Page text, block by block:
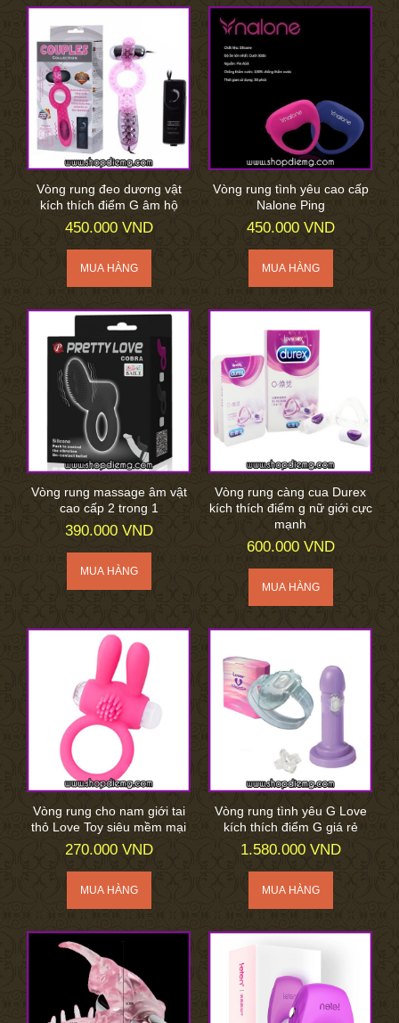
Vòng rung đeo dương vật
kích thích điểm G âm hộ
450.000 VND
Vòng rung tình yêu cao cấp
Nalone Ping
450.000 VND
Vòng rung massage âm vật
cao cấp 2 trong 1
390.000 VND
Vòng rung càng cua Durex
kích thích điểm g nữ giới cực
mạnh
600.000 VND
Vòng rung cho nam giới tai
thỏ Love Toy siêu mềm mại
270.000 VND
Vòng rung tình yêu G Love
kích thích điểm G giá rẻ
1.580.000 VND